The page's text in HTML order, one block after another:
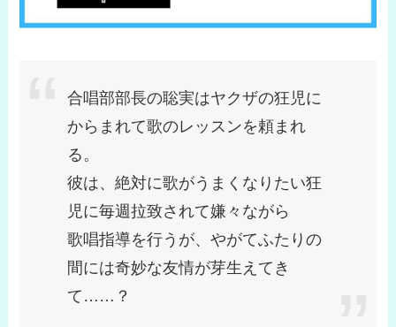
合唱部部長の聡実はヤクザの狂児に
からまれて歌のレッスンを頼まれ
る。
彼は、絶対に歌がうまくなりたい狂
児に毎週拉致されて嫌々ながら
歌唱指導を行うが、やがてふたりの
間には奇妙な友情が芽生えてき
て……？